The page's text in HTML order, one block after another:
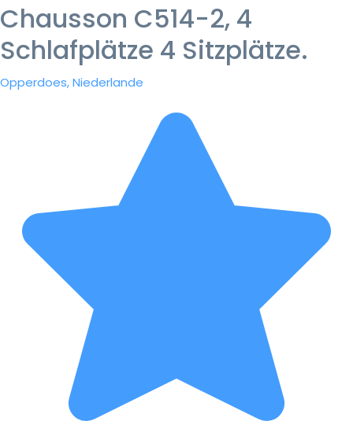
Chausson C514-2, 4
Schlafplätze 4 Sitzplätze.
Opperdoes, Niederlande